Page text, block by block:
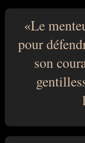
Le
pour
son